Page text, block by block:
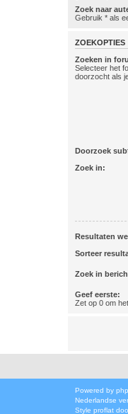
Zoek naar
Gebruik * als
ZOEKOPTIES
Zoeken in
Selecteer het
doorzocht als
Doorzoek
Zoek in:
Resultaten
Sorteer
Zoek in
Geef eerste:
Zet op 0 om
Powered by
Nederlandse
Style proflat